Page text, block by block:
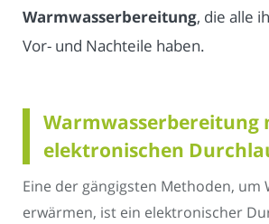
Warmwasserbereitung, die alle
Vor- und Nachteile haben.
Warmwasserbereitung
elektronischen
Eine der gängigsten Methoden, um
erwärmen, ist ein elektronischer